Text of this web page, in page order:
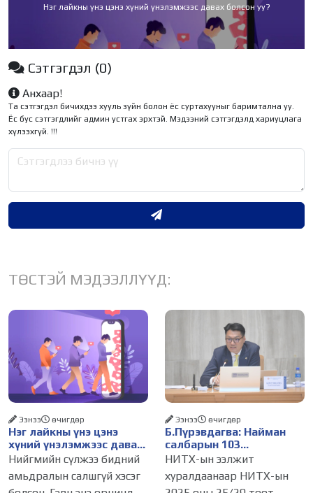
Нэг лайкны үнэ цэнэ хүний үнэлэмжээс давах болсон уу?
Сэтгэгдэл (0)
Анхаар!
Та сэтгэгдэл бичихдээ хууль зүйн болон ёс суртахууныг баримтална уу.
Ёс бус сэтгэгдлийг админ устгах эрхтэй. Мэдээний сэтгэгдэлд хариуцлага
хүлээхгүй. !!!
ТӨСТЭЙ МЭДЭЭЛЛҮҮД:
Нэг лайкны үнэ цэнэ
хүний үнэлэмжээс давах
болсон уу?
Ээнээ өчигдѳр
Нийгмийн сүлжээ бидний
амьдралын салшгүй хэсэг
Б.Пүрэвдагва: Найман
салбарын 103
үйлчилгээний
бүртгэлийг цуцалснаар
бизнес эрхлэхэд таатай
Ээнээ өчигдѳр
НИТХ-ын ээлжит
хуралдаанаар НИТХ-ын